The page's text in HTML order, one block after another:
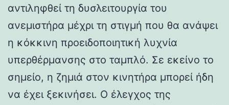
αντιληφθεί τη δυσλειτουργία του
ανεμιστήρα μέχρι τη στιγμή που θα ανάψει
η κόκκινη προειδοποιητική λυχνία
υπερθέρμανσης στο ταμπλό. Σε εκείνο το
σημείο, η ζημιά στον κινητήρα μπορεί ήδη
να έχει ξεκινήσει. Ο έλεγχος της